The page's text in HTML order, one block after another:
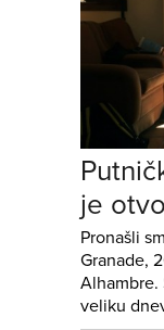
je
Pronašli
Granade,
Alhambre.
veliku